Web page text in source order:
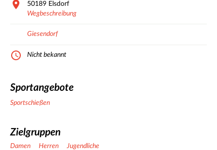
50189 Elsdorf
Wegbeschreibung
Giesendorf
Nicht bekannt
Sportangebote
Sportschießen
Zielgruppen
Damen Herren Jugendliche